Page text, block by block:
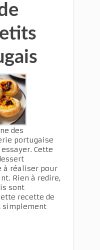
des
portugaise
Cette
à réaliser pour
Rien à redire,
sont
recette de
simplement